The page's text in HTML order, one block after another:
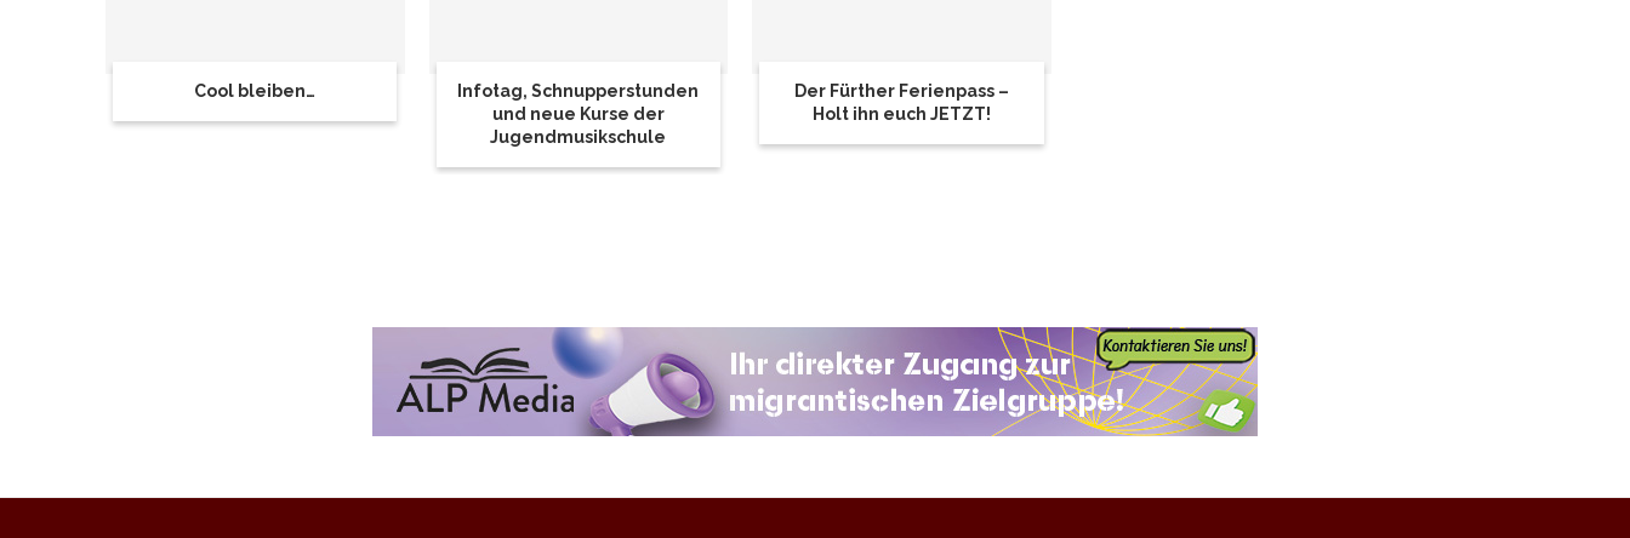
Cool bleiben…
Infotag, Schnupperstunden
und neue Kurse der
Jugendmusikschule
Der Fürther Ferienpass –
Holt ihn euch JETZT!